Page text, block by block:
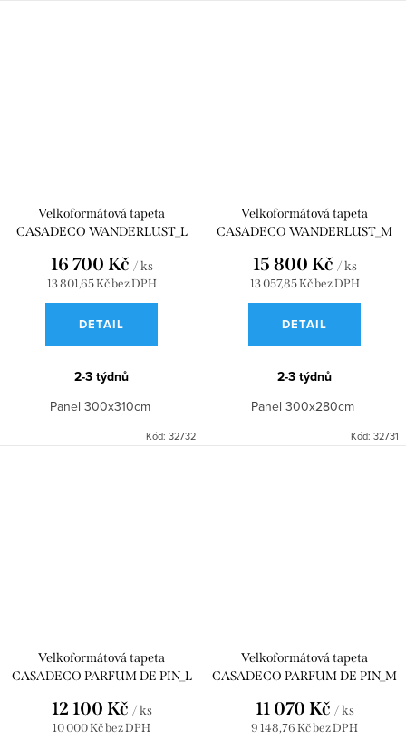
Velkoformátová tapeta
CASADECO WANDERLUST_L
WDWD200171209
13 801,65 Kč bez DPH
16 700 Kč / ks
DETAIL
2-3 týdnů
Panel 300x310cm
Kód: 32732
Velkoformátová tapeta
CASADECO WANDERLUST_M
WDWD200171208
13 057,85 Kč bez DPH
15 800 Kč / ks
DETAIL
2-3 týdnů
Panel 300x280cm
Kód: 32731
Velkoformátová tapeta
CASADECO PARFUM DE PIN_L
WDWD200029104
10 000 Kč bez DPH
12 100 Kč / ks
Velkoformátová tapeta
CASADECO PARFUM DE PIN_M
WDWD200029103
9 148,76 Kč bez DPH
11 070 Kč / ks